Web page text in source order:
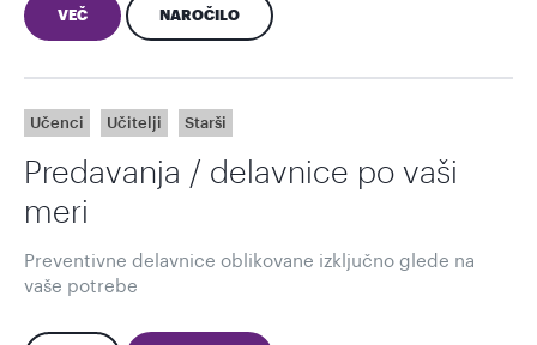
VEČ NAROČILO
Učenci Učitelji Starši
Predavanja / delavnice po vaši
meri
Preventivne delavnice oblikovane izključno glede na
vaše potrebe